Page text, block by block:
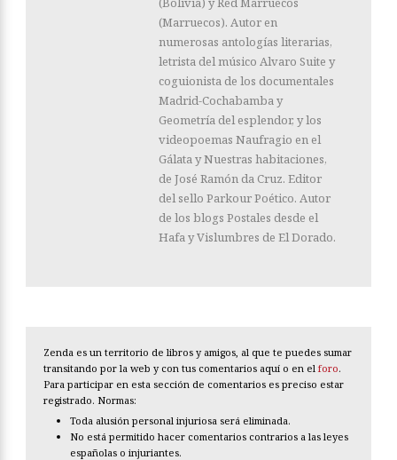
(Marruecos). Autor en
numerosas antologías literarias,
letrista del músico Alvaro Suite y
coguionista de los documentales
Madrid-Cochabamba y
Geometría del esplendor, y los
videopoemas Naufragio en el
Gálata y Nuestras habitaciones,
de José Ramón da Cruz. Editor
del sello Parkour Poético. Autor
de los blogs Postales desde el
Hafa y Vislumbres de El Dorado.
Zenda es un territorio de libros y amigos, al que te puedes sumar
transitando por la web y con tus comentarios aquí o en el foro.
Para participar en esta sección de comentarios es preciso estar
registrado. Normas:
Toda alusión personal injuriosa será eliminada.
No está permitido hacer comentarios contrarios a las leyes
españolas o injuriantes.